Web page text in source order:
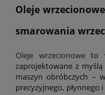
Oleje wrzecionowe
smarowania
Oleje wrzecionoweto
zaprojektowane z
maszyn obróbczych –
precyzyjnego, płynnego